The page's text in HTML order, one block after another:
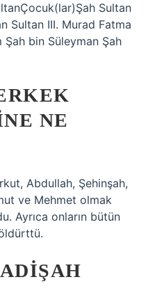
Sultan
Sultan III. Murad Fatma
Şah bin Süleyman Şah
NE
Abdullah, Şehinşah,
ve Mehmet olmak
Ayrıca onların bütün